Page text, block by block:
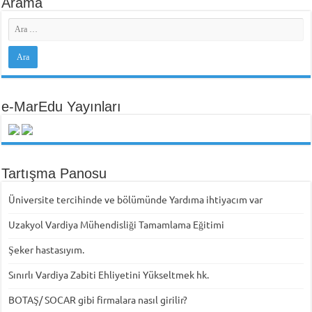
e-MarEdu Yayınları
Tartışma Panosu
Üniversite tercihinde ve bölümünde Yardıma ihtiyacım var
Uzakyol Vardiya Mühendisliği Tamamlama Eğitimi
Şeker hastasıyım.
Sınırlı Vardiya Zabiti Ehliyetini Yükseltmek hk.
BOTAŞ/ SOCAR gibi firmalara nasıl girilir?